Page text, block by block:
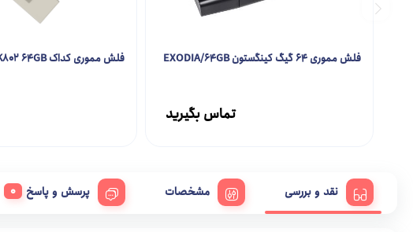
فلش مموری 64 گیگ کینگستون EXODIA/64GB
تماس بگیرید
فلش مموری کداک KODAK K802 64GB
نقد و بررسی مشخصات پرسش و پاسخ